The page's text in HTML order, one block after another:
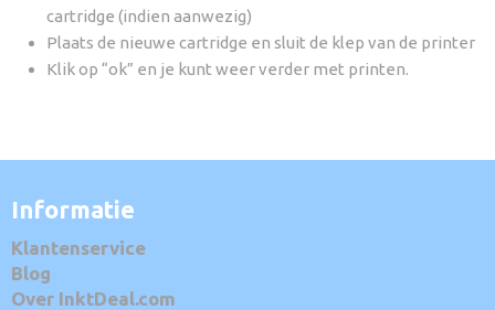
cartridge (indien aanwezig)
Plaats de nieuwe cartridge en sluit de klep van de printer
Klik op “ok” en je kunt weer verder met printen.
Informatie
Klantenservice
Blog
Over InktDeal.com